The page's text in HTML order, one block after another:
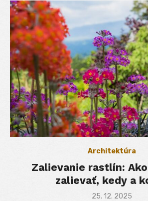
Architektúra
Zalievanie rastlín:
zalievať, kedy a
Posted
25. 12. 2025